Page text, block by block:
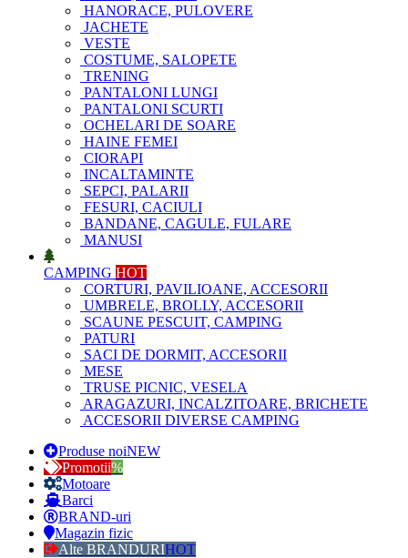
HANORACE, PULOVERE
JACHETE
VESTE
COSTUME, SALOPETE
TRENING
PANTALONI LUNGI
PANTALONI SCURTI
OCHELARI DE SOARE
HAINE FEMEI
CIORAPI
INCALTAMINTE
SEPCI, PALARII
FESURI, CACIULI
BANDANE, CAGULE, FULARE
MANUSI
CAMPING HOT
CORTURI, PAVILIOANE, ACCESORII
UMBRELE, BROLLY, ACCESORII
SCAUNE PESCUIT, CAMPING
PATURI
SACI DE DORMIT, ACCESORII
MESE
TRUSE PICNIC, VESELA
ARAGAZURI, INCALZITOARE, BRICHETE
ACCESORII DIVERSE CAMPING
Produse noiNEW
Promotii%
Motoare
Barci
BRAND-uri
Magazin fizic
Alte BRANDURIHOT